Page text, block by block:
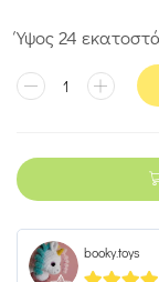
Ύψος 24
booky.toys